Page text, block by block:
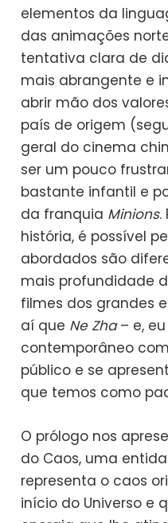
elementos da
das animações
tentativa clara de
mais abrangente e
abrir mão dos
país de origem
geral do cinema
ser um pouco
bastante infantil e
da franquia Minions.
história, é possível
abordados são
mais profundidade
filmes dos grandes
aí que Ne Zha– e,
contemporâneo
público e se
que temos como
O prólogo nos
do Caos, uma
representa o caos
início do Universo e